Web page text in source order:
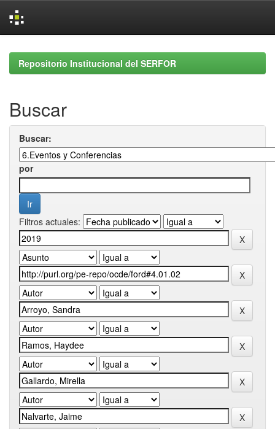
navigationRepositorio Institucional del SERFOR
Buscar
Buscar:
por
Filtros actuales: